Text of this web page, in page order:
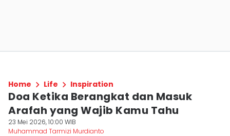
Home Life Inspiration
Doa Ketika Berangkat dan Masuk
Arafah yang Wajib Kamu Tahu
23 Mei 2026, 10:00 WIB
Muhammad Tarmizi Murdianto